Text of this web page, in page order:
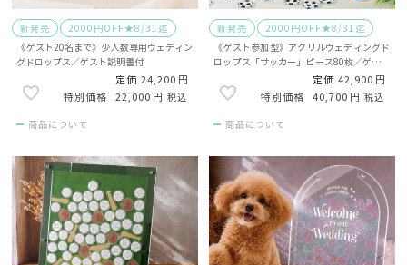
新発売
2000円OFF★8/31迄
《ゲスト20名まで》少人数専用ウェディン
グドロップス／ゲスト説明書付
定価 24,200
22,000
税込
商品について
新発売
2000円OFF★8/31迄
《ゲスト参加型》アクリルウェディングド
ロップス「サッカー」ピース80枚／ゲスト
定価 42,900
40,700
税込
商品について